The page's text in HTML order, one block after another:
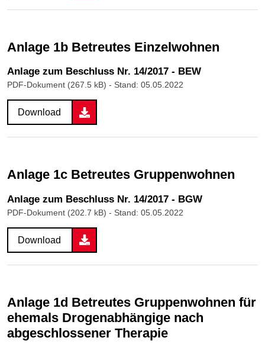
Anlage 1b Betreutes Einzelwohnen
Anlage zum Beschluss Nr. 14/2017 - BEW
PDF-Dokument (267.5 kB) - Stand: 05.05.2022
Download
Anlage 1c Betreutes Gruppenwohnen
Anlage zum Beschluss Nr. 14/2017 - BGW
PDF-Dokument (202.7 kB) - Stand: 05.05.2022
Download
Anlage 1d Betreutes Gruppenwohnen für
ehemals Drogenabhängige nach
abgeschlossener Therapie